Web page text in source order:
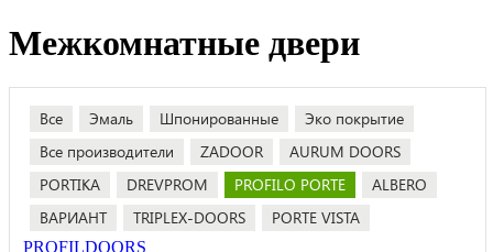
Межкомнатные двери
Все Эмаль Шпонированные
Эко покрытие
Все производители
ZADOOR
AURUM DOORS
PORTIKA
DREVPROM PROFILO PORTE
ALBERO
ВАРИАНТ
TRIPLEX-DOORS PORTE VISTA
PROFILDOORS